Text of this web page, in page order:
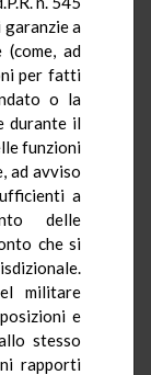
garanzie a
ad
per fatti
o la
durante il
funzioni
ad avviso
a
delle
che si
militare
e
stesso
rapporti